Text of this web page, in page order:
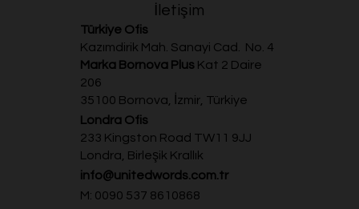
Türkiye Ofis
Kazımdirik Mah. Sanayi Cad. No. 4
Marka Bornova Plus Kat 2 Daire
206
35100 Bornova, İzmir, Türkiye
Londra Ofis
233 Kingston Road TW11 9JJ
Londra, Birleşik Krallık
info@unitedwords.com.tr
M: 0090 537 8610868
İletişim